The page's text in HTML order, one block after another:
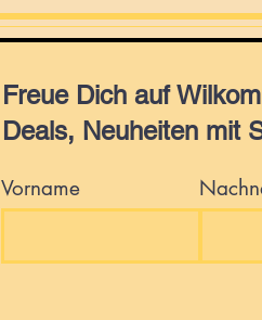
Freue Dich auf
Deals, Neuheiten mit
Vorname